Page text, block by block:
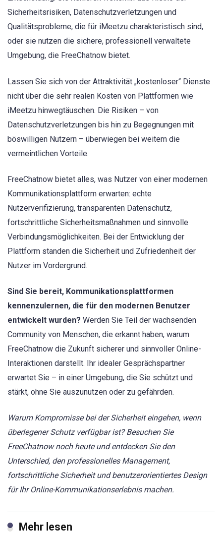
Sicherheitsrisiken, Datenschutzverletzungen und
Qualitätsprobleme, die für iMeetzu charakteristisch sind,
oder sie nutzen die sichere, professionell verwaltete
Umgebung, die FreeChatnow bietet.
Lassen Sie sich von der Attraktivität „kostenloser“ Dienste
nicht über die sehr realen Kosten von Plattformen wie
iMeetzu hinwegtäuschen. Die Risiken – von
Datenschutzverletzungen bis hin zu Begegnungen mit
böswilligen Nutzern – überwiegen bei weitem die
vermeintlichen Vorteile.
FreeChatnow bietet alles, was Nutzer von einer modernen
Kommunikationsplattform erwarten: echte
Nutzerverifizierung, transparenten Datenschutz,
fortschrittliche Sicherheitsmaßnahmen und sinnvolle
Verbindungsmöglichkeiten. Bei der Entwicklung der
Plattform standen die Sicherheit und Zufriedenheit der
Nutzer im Vordergrund.
Sind Sie bereit, Kommunikationsplattformen
kennenzulernen, die für den modernen Benutzer
entwickelt wurden? Werden Sie Teil der wachsenden
Community von Menschen, die erkannt haben, warum
FreeChatnow die Zukunft sicherer und sinnvoller Online-
Interaktionen darstellt. Ihr idealer Gesprächspartner
erwartet Sie – in einer Umgebung, die Sie schützt und
stärkt, ohne Sie auszunutzen oder zu gefährden.
Warum Kompromisse bei der Sicherheit eingehen, wenn
überlegener Schutz verfügbar ist? Besuchen Sie
FreeChatnow noch heute und entdecken Sie den
Unterschied, den professionelles Management,
fortschrittliche Sicherheit und benutzerorientiertes Design
für Ihr Online-Kommunikationserlebnis machen.
Mehr lesen